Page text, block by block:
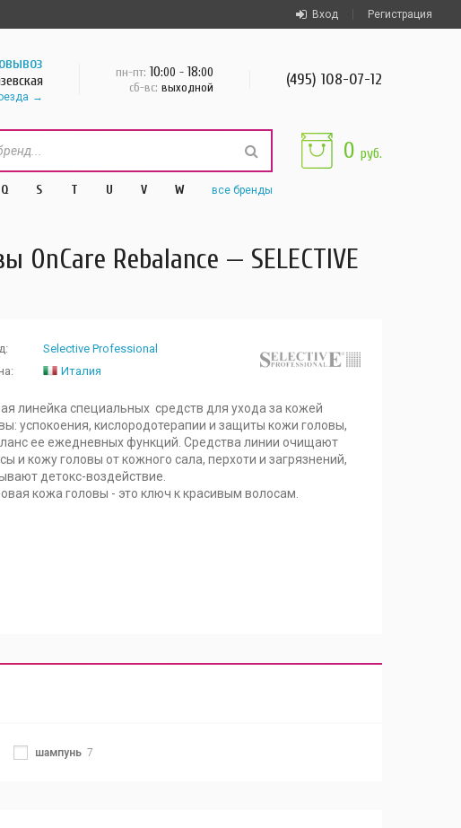
Вход Регистрация
пн-пт: 10:00 - 18:00
сб-вс: выходной (495) 108-07-12
Q S T U V W все бренды
0 руб.
Rebalance — SELECTIVE
Selective Professional
Италия
линейка специальных средств для ухода за кожей
успокоения, кислородотерапии и защиты кожи головы,
ее ежедневных функций. Средства линии очищают
и кожу головы от кожного сала, перхоти и загрязнений,
детокс-воздействие.
кожа головы - это ключ к красивым волосам.
шампунь 7